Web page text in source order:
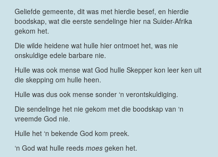
Geliefde gemeente, dit was met hierdie besef, en hierdie
boodskap, wat die eerste sendelinge hier na Suider-Afrika
gekom het.
Die wilde heidene wat hulle hier ontmoet het, was nie
onskuldige edele barbare nie.
Hulle was ook mense wat God hulle Skepper kon leer ken uit
die skepping om hulle heen.
Hulle was dus ook mense sonder ‘n verontskuldiging.
Die sendelinge het nie gekom met die boodskap van ‘n
vreemde God nie.
Hulle het ‘n bekende God kom preek.
‘n God wat hulle reeds moes geken het.